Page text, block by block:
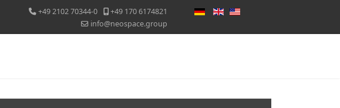
+49 2102 70344-0
+49 170 6174821
info@neospace.group
Sprache auswählen